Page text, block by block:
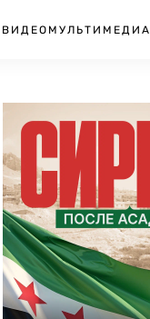
ВИДЕО МУЛЬТИМЕДИА